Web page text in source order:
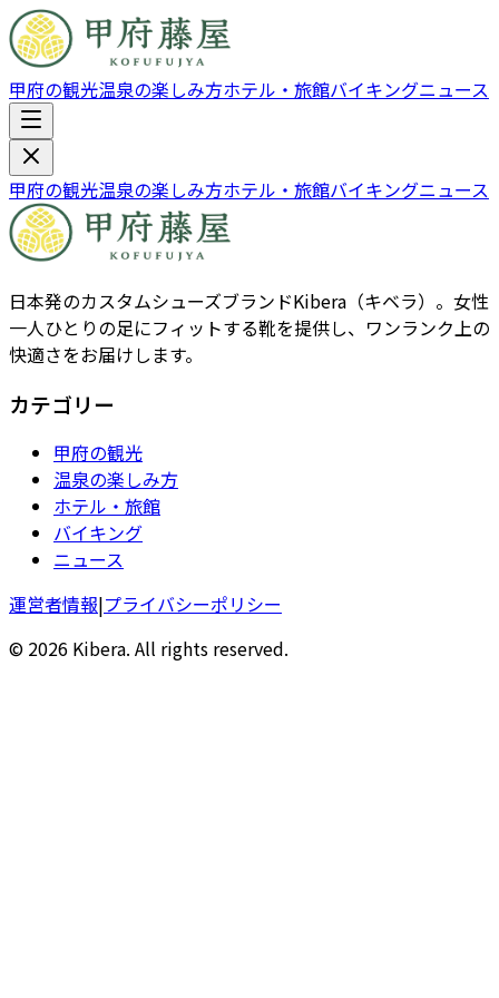
甲府の観光温泉の楽しみ方ホテル・旅館バイキングニュース
甲府の観光温泉の楽しみ方ホテル・旅館バイキングニュース
日本発のカスタムシューズブランドKibera（キベラ）。女性
一人ひとりの足にフィットする靴を提供し、ワンランク上の
快適さをお届けします。
カテゴリー
甲府の観光
温泉の楽しみ方
ホテル・旅館
バイキング
ニュース
運営者情報|プライバシーポリシー
© 2026 Kibera. All rights reserved.